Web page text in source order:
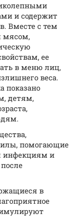
и содержит
Вместе с тем
мясом,
ее
в меню лиц,
веса.
показано
детям,
помогающие
инфекциям и
в